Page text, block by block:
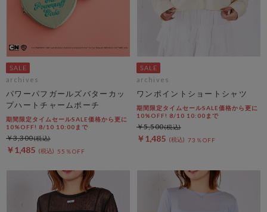
archives
パワーパフガールズバターカッ
プハートチャームポーチ
期間限定タイムセールSALE価格から更に
10%OFF! 8/10 10:00まで
￥1,485 55％OFF
￥3,300
archives
ワンポイントショートシャツ
期間限定タイムセールSALE価格から更に
10%OFF! 8/10 10:00まで
￥1,485 73％OFF
￥5,500